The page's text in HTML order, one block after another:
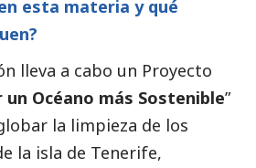
esta materia y qué
lleva a cabo un Proyecto
un Océano más Sostenible”
la limpieza de los
la isla de Tenerife,